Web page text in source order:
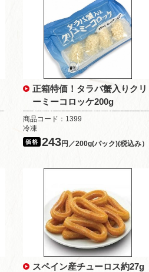
正箱特価！タラバ蟹入りクリ
ーミーコロッケ200g
商品コード：1399
冷凍
243円／200g(パック)(税込み）
スペイン産チューロス約27g